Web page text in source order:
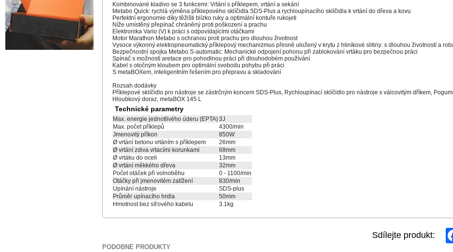
Kombinované kladivo se 3 funkcemi: Vrtání s příklepem, vrtání a sekání
Metabo Quick: rychlá výměna příklepového sklíčidla SDS-Plus a rychloupínacího sklíčidla k vrtání do dřeva a kovu
Perfektní ergonomie díky těžišti blízko ruky a optimální kontuře rukojeti
Níže umístěný přepínač chráněný proti poškození a prachu
Elektronika Vario (V) k práci s odpovídajícími otáčkami
Motor Marathon Metabo s ochranou proti prachu pro dlouhou životnost
Vysoce výkonný elektropneumatický příklepový mechanizmus přesně uložený v krytu z hliníkové slitiny: s dlouhou životností a
Bezpečnostní spojka Metabo S-automatic: Mechanické odpojení pohonu při zablokování vrtáku pro bezpečnou práci
Spínač s možností aretace pro pohodlnou práci při dlouhodobém používání
Kabel s otočným kloubem pro optimální svobodu pohybu při práci
S metaBOXem, inteligentním řešením pro přepravu a skladování
Rozsah dodávky
Příklepové sklíčidlo pro nástroje se zástrčným koncem SDS-Plus, Rychloupínací sklíčidlo pro nástroje s válcovitým dříkem,
Hloubkový doraz, metaBOX 145 L
Technické parametry
Max. energie jednotlivého úderu (EPTA)3J
Max. počet příklepů
4300/min
Jmenovitý příkon
850W
Ø vrtání betonu vrtáním s příklepem
26mm
Ø vrtání zdiva vrtacími korunkami
68mm
Ø vrtáku do oceli
13mm
Ø vrtání měkkého dřeva
32mm
Počet otáček při volnoběhu
0 - 1100/min
Otáčky při jmenovitém zatížení
830/min
Upínání nástroje
SDS-plus
Průměr upínacího hrdla
50mm
Hmotnost bez síťového kabelu
3.1kg
Sdílejte produkt:
PODOBNÉ PRODUKTY